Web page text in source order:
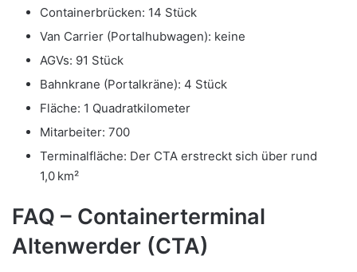
Containerbrücken: 14 Stück
Van Carrier (Portalhubwagen): keine
AGVs: 91 Stück
Bahnkrane (Portalkräne): 4 Stück
Fläche: 1 Quadratkilometer
Mitarbeiter: 700
Terminalfläche: Der CTA erstreckt sich über rund
1,0 km²
FAQ – Containerterminal
Altenwerder (CTA)